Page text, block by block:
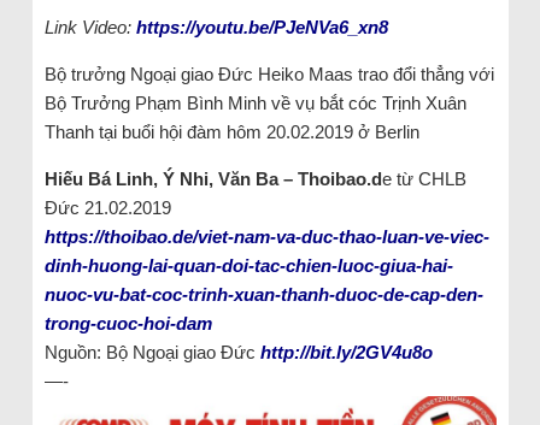
Link Video: https://youtu.be/PJeNVa6_xn8
Bộ trưởng Ngoại giao Đức Heiko Maas trao đổi thẳng với
Bộ Trưởng Phạm Bình Minh về vụ bắt cóc Trịnh Xuân
Thanh tại buổi hội đàm hôm 20.02.2019 ở Berlin
Hiếu Bá Linh, Ý Nhi, Văn Ba – Thoibao.de từ CHLB
Đức 21.02.2019
https://thoibao.de/viet-nam-va-duc-thao-luan-ve-viec-
dinh-huong-lai-quan-doi-tac-chien-luoc-giua-hai-
nuoc-vu-bat-coc-trinh-xuan-thanh-duoc-de-cap-den-
trong-cuoc-hoi-dam
Nguồn: Bộ Ngoại giao Đức http://bit.ly/2GV4u8o
—-